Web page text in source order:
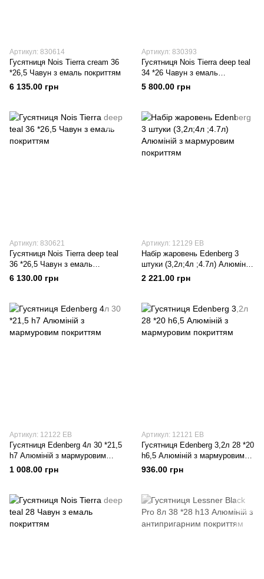
Артикул: 830614
Гусятниця Nois Tierra cream 36
*26,5 Чавун з емаль покриттям
6 135.00 грн
Артикул: 830393
Гусятниця Nois Tierra deep teal
34 *26 Чавун з емаль
покриттям
5 800.00 грн
Артикул: 830621
Гусятниця Nois Tierra deep teal
36 *26,5 Чавун з емаль
покриттям
6 130.00 грн
Артикул: 12129 EB
Набір жаровень Edenberg 3
штуки (3,2л;4л ;4.7л) Алюміній
з мармуровим покриттям
2 221.00 грн
Артикул: 12122 EB
Гусятниця Edenberg 4л 30 *21,5
h7 Алюміній з мармуровим
покриттям
1 008.00 грн
Артикул: 12121 EB
Гусятниця Edenberg 3,2л 28 *20
h6,5 Алюміній з мармуровим
покриттям
936.00 грн